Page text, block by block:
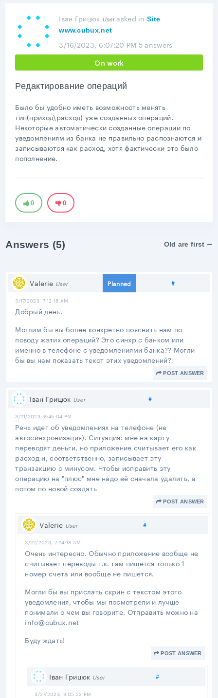
Іван Грицюк User asked in Site
www.cubux.net
3/16/2023, 6:07:20 PM 5 answers
On work
Редактирование операций
Было бы удобно иметь возможность менять
тип(приход\расход) уже созданных операций.
Некоторые автоматически созданные операции по
уведомлениям из банка не правильно распознаются и
записываются как расход, хотя фактически это было
пополнение.
0 0
Answers (5) Old are first
Valerie User Planned #Share link
3/17/2023, 7:12:18 AM
Добрый день.
Моглим бы вы более конкретно пояснить нам по
поводу жэтих операций? Это синхр с банком или
именно в телефоне с уведомлениями банка?? Могли
бы вы нам показать текст этих уведомлений?
POST ANSWER
Іван Грицюк User #Share link
3/21/2023, 8:46:04 PM
Речь идет об уведомлениях на телефоне (не
автосинхронизация). Ситуация: мне на карту
переводят деньги, но приложение считывает его как
расход и, соответственно, записывает эту
транзакцию с минусом. Чтобы исправить эту
операцию на "плюс" мне надо её сначала удалить, а
потом по новой создать
POST ANSWER
Valerie User #Share link
3/22/2023, 7:24:18 AM
Очень интересно. Обычно приложение вообще не
считывает переводы т.к. там пишется только 1
номер счета или вообще не пишется.
Могли бы вы прислать скрин с текстом этого
уведомления, чтобы мы посмотрели и лучше
понимали о чем вы говорите. Отправить можно на
info@cubux.net
Буду ждать!
POST ANSWER
Іван Грицюк User #Share link
3/27/2023, 9:05:22 PM